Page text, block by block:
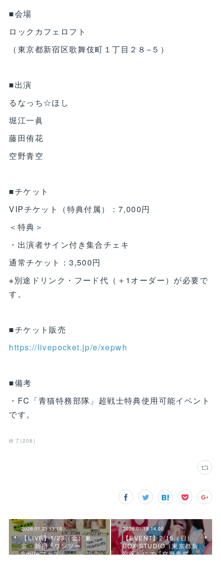
■会場
ロックカフェロフト
（東京都新宿区歌舞伎町１丁目２８−５）
■出演
るなっち☆ほし
堀江一眞
藤田侑花
空野青空
■チケット
VIPチケット（特典付属）：7,000円
＜特典＞
・出演者サイン付き集合チェキ
通常チケット：3,500円
※別途ドリンク・フード代（＋1オーダー）が必要で
す。
■チケット販売
https://livepocket.jp/e/xepwh
■備考
・FC「青猫特務部隊」超戦士特典使用可能イベント
です。
終了 (208 )
2026.01.23 13:18
【LIVE】1/23（金）東
京・新宿『ワンツー
Smileフェス』
2026.01.18 14:00
【EVENT】2/15（日）
BOX STUDIO（東京都新
宿区）にて『空野青空…